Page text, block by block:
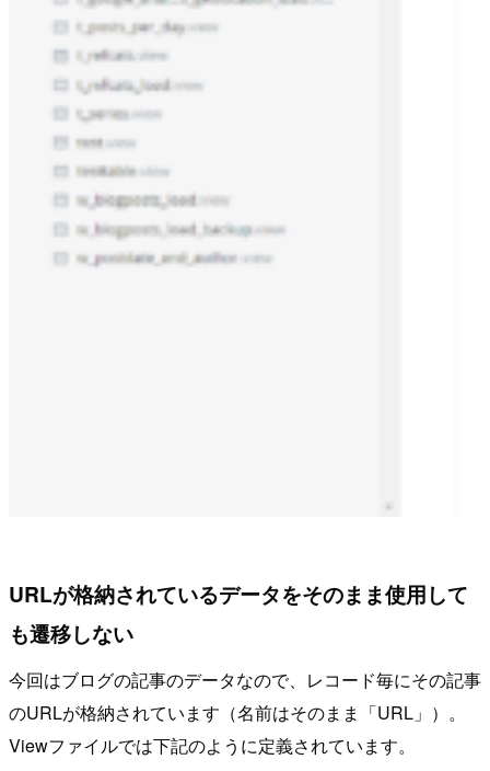
URLが格納されているデータをそのまま使用して
も遷移しない
今回はブログの記事のデータなので、レコード毎にその記事
のURLが格納されています（名前はそのまま「URL」）。
Viewファイルでは下記のように定義されています。